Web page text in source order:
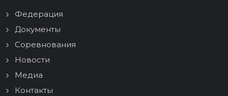
Федерация
Документы
Соревнования
Новости
Медиа
Контакты